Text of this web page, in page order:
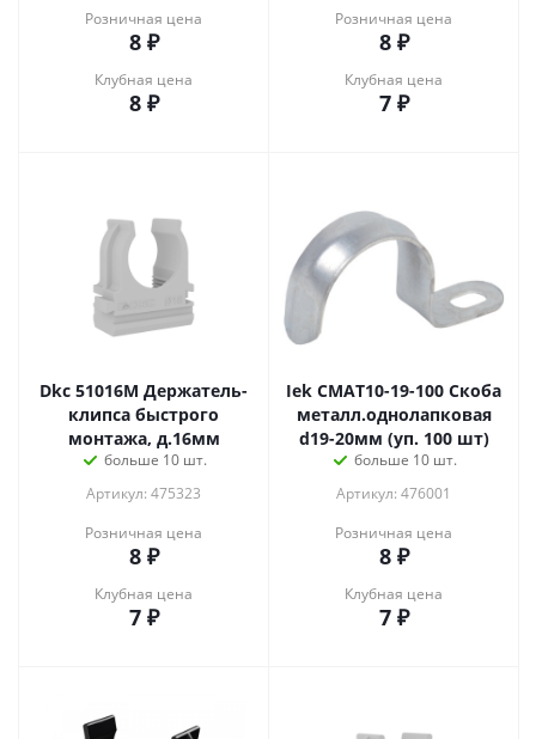
Розничная цена
8₽
Клубная цена
8₽
Розничная цена
8₽
Клубная цена
7₽
Dkc 51016M Держатель-
клипса быстрого
монтажа, д.16мм
больше 10 шт.
Артикул: 475323
Розничная цена
8₽
Клубная цена
7₽
Iek CMAT10-19-100 Скоба
металл.однолапковая
d19-20мм (уп. 100 шт)
больше 10 шт.
Артикул: 476001
Розничная цена
8₽
Клубная цена
7₽